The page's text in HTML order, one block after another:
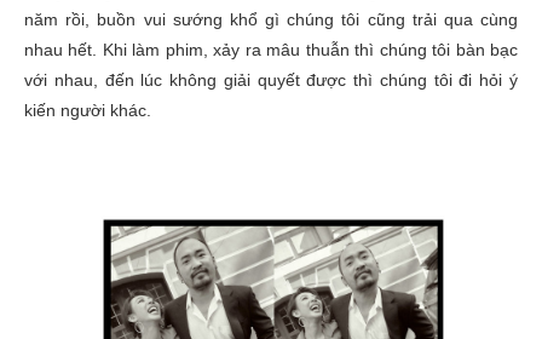
năm rồi, buồn vui sướng khổ gì chúng tôi cũng trải qua cùng
nhau hết. Khi làm phim, xảy ra mâu thuẫn thì chúng tôi bàn bạc
với nhau, đến lúc không giải quyết được thì chúng tôi đi hỏi ý
kiến người khác.